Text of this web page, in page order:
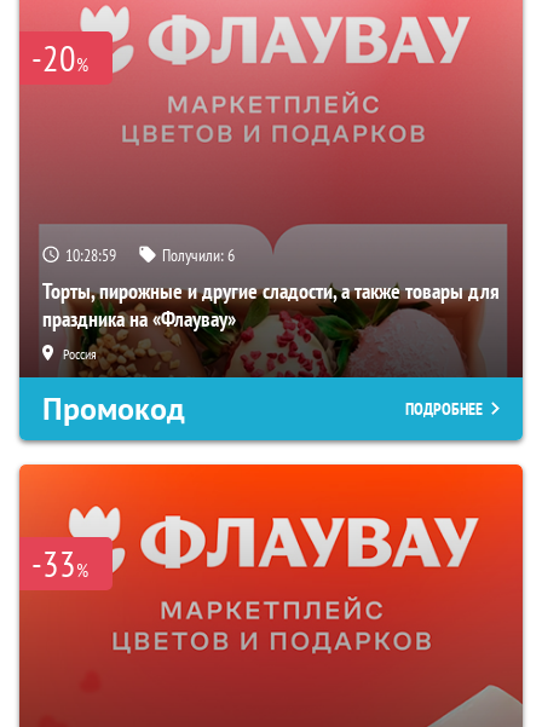
-20%
10:28:58 Получили:6
Торты, пирожные и другие сладости, а также товары для
праздника на «Флаувау»
Россия
Промокод ПОДРОБНЕЕ
-33%